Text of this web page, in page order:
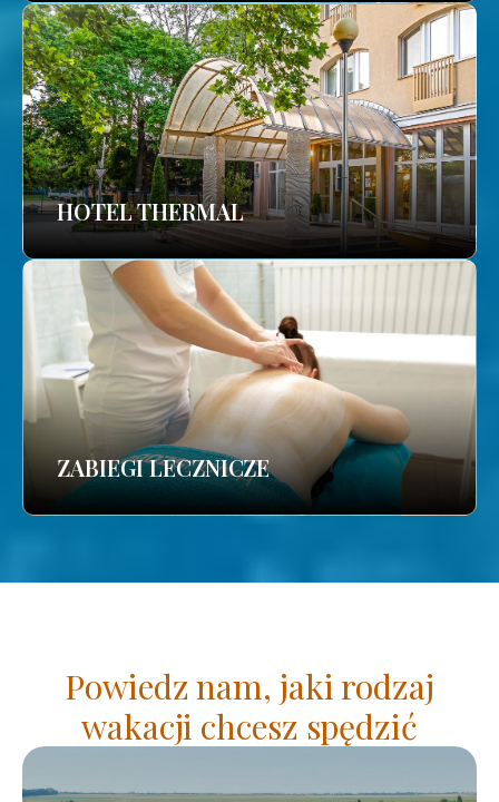
HOTEL THERMAL
ZABIEGI LECZNICZE
Powiedz nam, jaki rodzaj
wakacji chcesz spędzić